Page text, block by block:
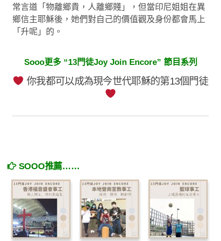
常言道「物離鄉貴，人離鄉賤」，但當印尼姐姐在異
鄉信主耶穌後，她們對自己的價值觀及身份都會馬上
「升呢」的。
Sooo更多 “13門徒Joy Join Encore” 節目系列
你我都可以成為現今世代耶穌的第13個門徒
SOOO推薦……